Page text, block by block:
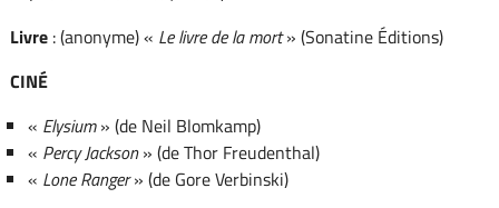
Livre: (anonyme) « Le livre de la mort» (Sonatine Éditions)
CINÉ
« Elysium» (de Neil Blomkamp)
« Percy Jackson» (de Thor Freudenthal)
« Lone Ranger» (de Gore Verbinski)